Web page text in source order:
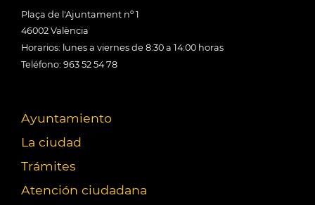
Plaça de l'Ajuntament nº 1
46002 València
Horarios: lunes a viernes de 8:30 a 14:00 horas
Teléfono: 963 52 54 78
Ayuntamiento
La ciudad
Trámites
Atención ciudadana